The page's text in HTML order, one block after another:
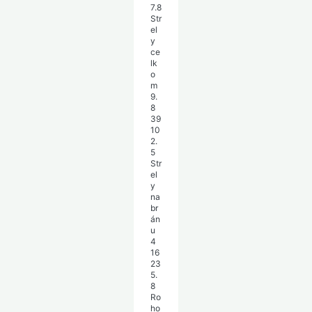
7.8
Str
el
y
ce
lk
o
m
9.
8
39
10
2.
5
Str
el
y
na
br
án
u
4
16
23
5.
8
Ro
ho